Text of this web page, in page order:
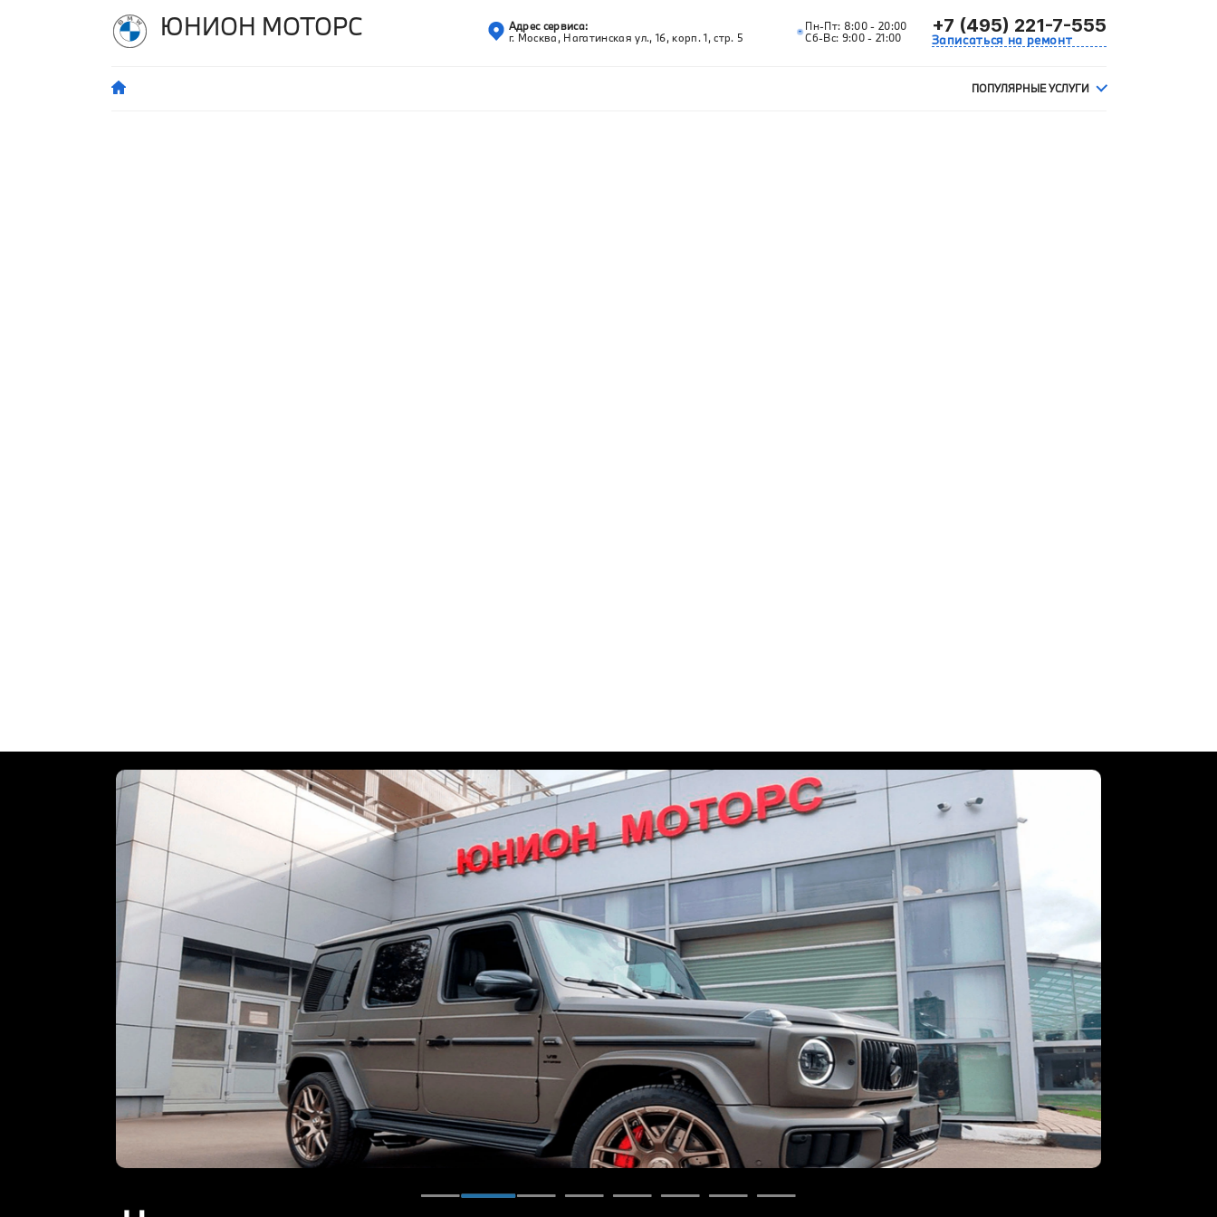
ЮНИОН МОТОРС
Адрес сервиса:
г. Москва, Нагатинская ул., 16, корп. 1, стр. 5
Пн-Пт: 8:00 - 20:00
Сб-Вс: 9:00 - 21:00
+7 (495) 221-7-555
Записаться на ремонт
ПОПУЛЯРНЫЕ УСЛУГИ